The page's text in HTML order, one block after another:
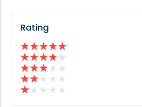
Rating
★★★★★
★★★★★
★★★★ ★
★★★ ★ ★
★★ ★ ★ ★